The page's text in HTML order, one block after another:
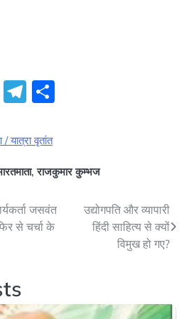
Pinterest
Telegram
यात्रा वृतांत
,राजकुमार कुम्भज
जसवंत
से चर्चा के
उद्योगपति और व्यापारी
हिंदी साहित्य से क्यों
विमुख हो गए?